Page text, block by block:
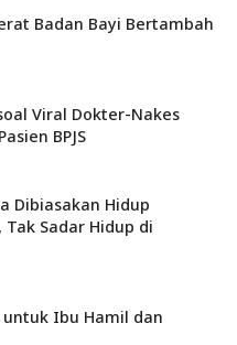
Badan Bayi Bertambah
Viral Dokter-Nakes
BPJS
Dibiasakan Hidup
Sadar Hidup di
Ibu Hamil dan